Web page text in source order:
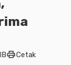
printCetak